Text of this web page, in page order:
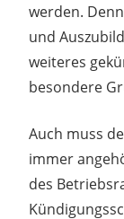
werden.
und
weiteres
besondere
Auch muss
immer
des